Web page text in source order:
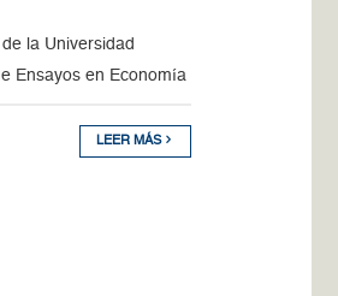
la Universidad
Ensayos en Economía
LEER MÁS